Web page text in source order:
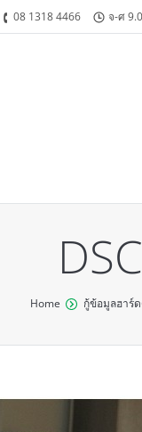
08 1318 4466 จ-ศ
Home กู้ข้อมูลฮาร์